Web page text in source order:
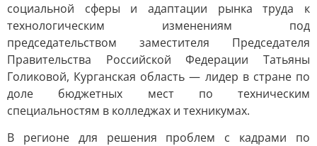
социальной сферы и адаптации рынка труда к
технологическим изменениям под
председательством заместителя Председателя
Правительства Российской Федерации Татьяны
Голиковой, Курганская область — лидер в стране по
доле бюджетных мест по техническим
специальностям в колледжах и техникумах.
В регионе для решения проблем с кадрами по